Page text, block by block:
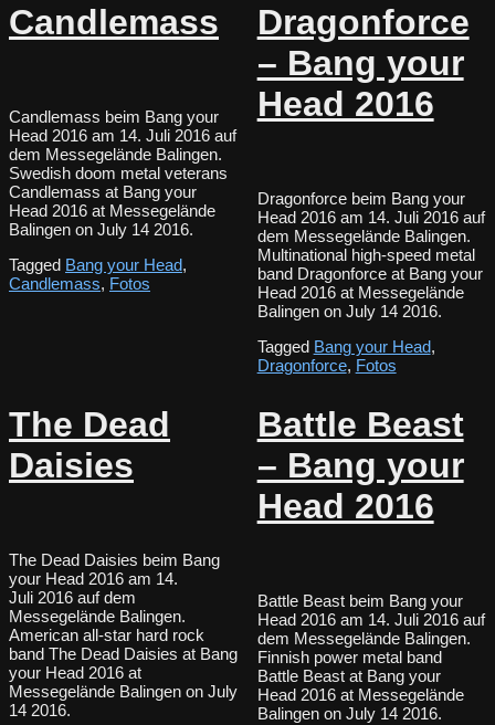
Candlemass
Candlemass beim Bang your
Head 2016 am 14. Juli 2016 auf
dem Messegelände Balingen.
Swedish doom metal veterans
Candlemass at Bang your
Head 2016 at Messegelände
Balingen on July 14 2016.
Tagged Bang your Head,
Candlemass, Fotos
Dragonforce
– Bang your
Head 2016
Dragonforce beim Bang your
Head 2016 am 14. Juli 2016 auf
dem Messegelände Balingen.
Multinational high-speed metal
band Dragonforce at Bang your
Head 2016 at Messegelände
Balingen on July 14 2016.
Tagged Bang your Head,
Dragonforce, Fotos
The Dead
Daisies
The Dead Daisies beim Bang
your Head 2016 am 14.
Juli 2016 auf dem
Messegelände Balingen.
American all-star hard rock
band The Dead Daisies at Bang
your Head 2016 at
Messegelände Balingen on July
14 2016.
Battle Beast
– Bang your
Head 2016
Battle Beast beim Bang your
Head 2016 am 14. Juli 2016 auf
dem Messegelände Balingen.
Finnish power metal band
Battle Beast at Bang your
Head 2016 at Messegelände
Balingen on July 14 2016.